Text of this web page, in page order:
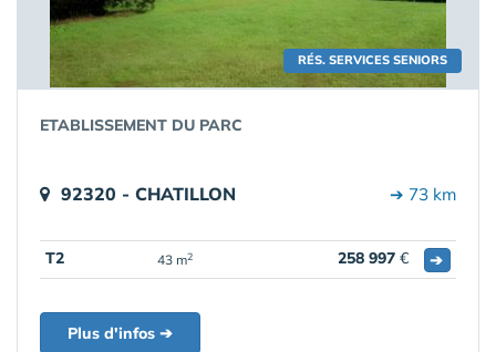
RÉS. SERVICES SENIORS
ETABLISSEMENT DU PARC
92320 - CHATILLON ➔ 73 km
T2 43 m2 258 997 € ➔
Plus d'infos ➔